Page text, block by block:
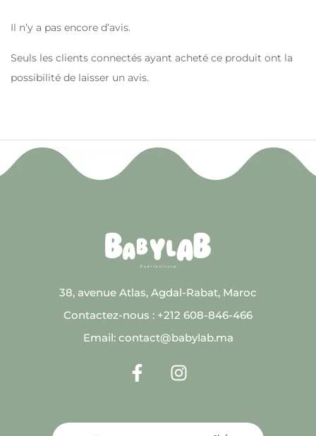
Il n’y a pas encore d’avis.
Seuls les clients connectés ayant acheté ce produit ont la
possibilité de laisser un avis.
38, avenue Atlas, Agdal-Rabat, Maroc
Contactez-nous : +212 608-846-466
Email: contact@babylab.ma